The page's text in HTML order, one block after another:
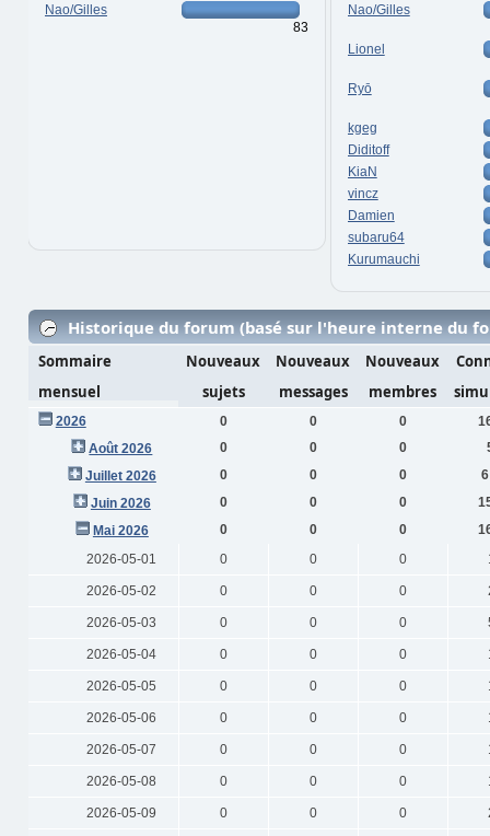
Nao/Gilles
83
Nao/Gilles
Lionel
Ryō
kgeg
Diditoff
KiaN
vincz
Damien
subaru64
Kurumauchi
Historique du forum (basé sur l'heure interne du
Sommaire
mensuel
Nouveaux
sujets
Nouveaux
messages
Nouveaux
membres
2026 0 0 0
Août 2026
0 0 0
Juillet 2026
0 0 0
Juin 2026
0 0 0
Mai 2026
0 0 0
2026-05-01
0 0 0
2026-05-02 0 0 0
2026-05-03 0 0 0
2026-05-04 0 0 0
2026-05-05 0 0 0
2026-05-06 0 0 0
2026-05-07 0 0 0
2026-05-08 0 0 0
2026-05-09 0 0 0